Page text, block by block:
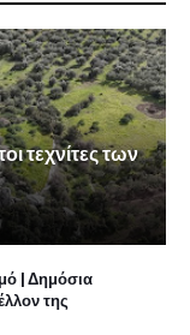
τεχνίτες των
| Δημόσια
της